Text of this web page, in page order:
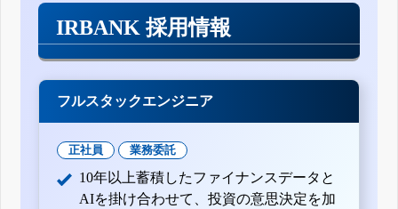
IRBANK 採用情報
フルスタックエンジニア
正社員 業務委託
10年以上蓄積したファイナンスデータと
AIを掛け合わせて、投資の意思決定を加